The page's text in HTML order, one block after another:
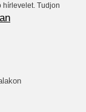
hírlevelet. Tudjon